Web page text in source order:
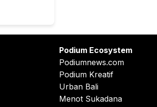
Podium Ecosystem
Podiumnews.com
Podium Kreatif
Urban Bali
Menot Sukadana